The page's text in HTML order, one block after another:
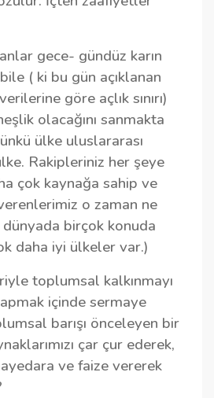
gece- gündüz karın
( ki bu gün açıklanan
göre açlık sınırı)
olacağını sanmakta
ülke uluslararası
Rakipleriniz her şeye
çok kaynağa sahip ve
o zaman ne
dünyada birçok konuda
daha iyi ülkeler var.)
toplumsal kalkınmayı
içinde sermaye
barışı önceleyen bir
çar çur ederek,
ve faize vererek